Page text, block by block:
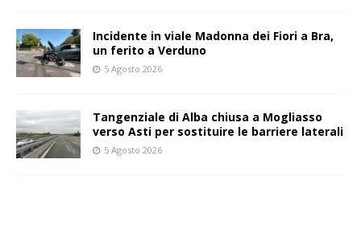
Incidente in viale Madonna dei Fiori a Bra,
un ferito a Verduno
5 Agosto 2026
Tangenziale di Alba chiusa a Mogliasso
verso Asti per sostituire le barriere laterali
5 Agosto 2026